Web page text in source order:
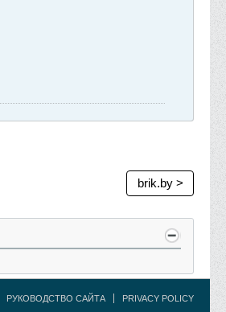
brik.by >
РУКОВОДСТВО САЙТА PRIVACY POLICY